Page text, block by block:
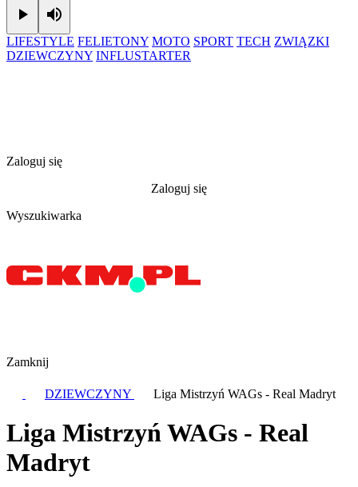
Play
LIFESTYLE FELIETONY MOTO SPORT TECH ZWIĄZKI
DZIEWCZYNY INFLUSTARTER
Zaloguj się
Zaloguj się
Wyszukiwarka
Zamknij
DZIEWCZYNY Liga Mistrzyń WAGs - Real Madryt
Liga Mistrzyń WAGs - Real
Madryt